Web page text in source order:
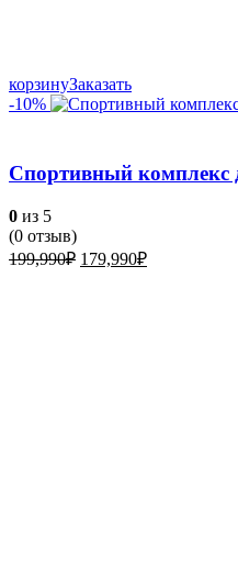
корзинуЗаказать
-10%
Спортивный комплекс
0 из 5
(0 отзыв)
199,990₽ Первоначальная
179,990₽Текущая